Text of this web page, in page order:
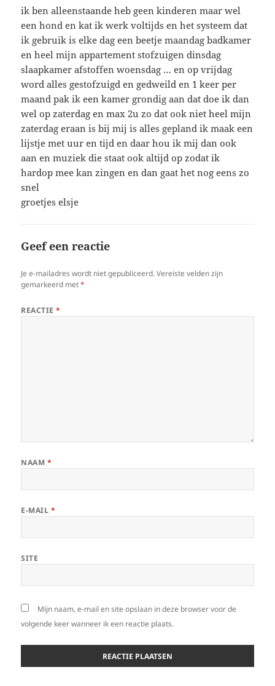
ik ben alleenstaande heb geen kinderen maar wel
een hond en kat ik werk voltijds en het systeem dat
ik gebruik is elke dag een beetje maandag badkamer
en heel mijn appartement stofzuigen dinsdag
slaapkamer afstoffen woensdag … en op vrijdag
word alles gestofzuigd en gedweild en 1 keer per
maand pak ik een kamer grondig aan dat doe ik dan
wel op zaterdag en max 2u zo dat ook niet heel mijn
zaterdag eraan is bij mij is alles gepland ik maak een
lijstje met uur en tijd en daar hou ik mij dan ook
aan en muziek die staat ook altijd op zodat ik
hardop mee kan zingen en dan gaat het nog eens zo
snel
groetjes elsje
Geef een reactie
Je e-mailadres wordt niet gepubliceerd. Vereiste velden zijn
gemarkeerd met*
REACTIE*
NAAM *
E-MAIL *
SITE
Mijn naam, e-mail en site opslaan in deze browser voor de
volgende keer wanneer ik een reactie plaats.